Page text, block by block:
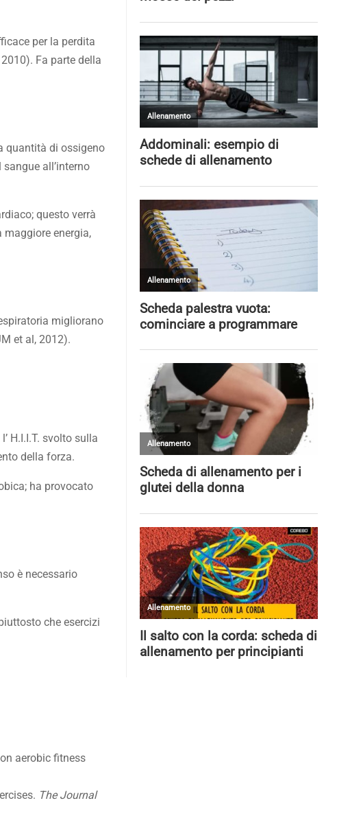
per la perdita
Fa parte della
quantità di ossigeno
all’interno
questo verrà
energia,
migliorano
et al, 2012).
H.I.I.T. svolto sulla
della forza.
ha provocato
è necessario
che esercizi
aerobic fitness
The Journal